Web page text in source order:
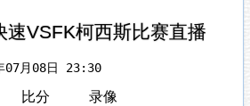
速VSFK柯西斯比赛直播
07月08日 23:30
比分 录像